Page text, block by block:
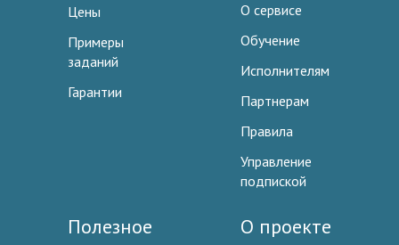
Цены
Примеры
заданий
Гарантии
О сервисе
Обучение
Исполнителям
Партнерам
Правила
Управление
подпиской
Полезное О проекте